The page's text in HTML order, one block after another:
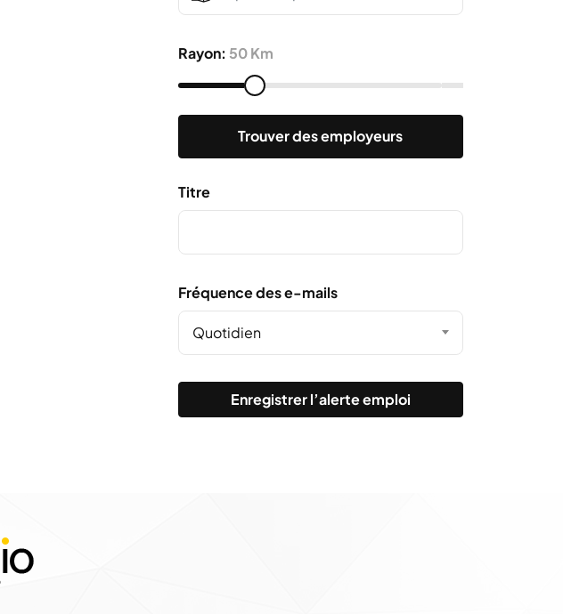
Rayon: 50 Km
Trouver des employeurs
Titre
Fréquence des e-mails
Quotidien
Enregistrer l’alerte emploi